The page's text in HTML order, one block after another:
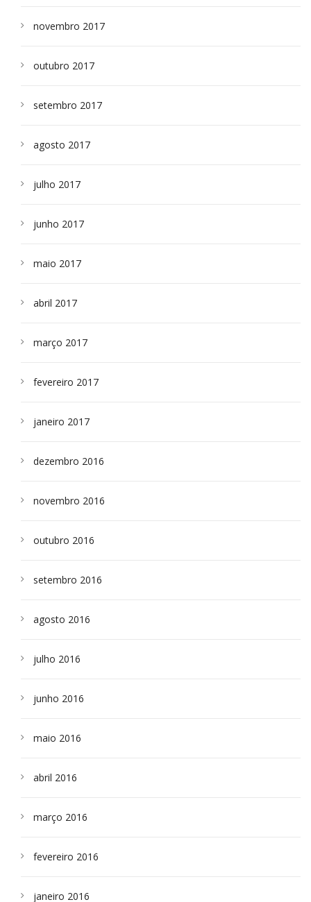
novembro 2017
outubro 2017
setembro 2017
agosto 2017
julho 2017
junho 2017
maio 2017
abril 2017
março 2017
fevereiro 2017
janeiro 2017
dezembro 2016
novembro 2016
outubro 2016
setembro 2016
agosto 2016
julho 2016
junho 2016
maio 2016
abril 2016
março 2016
fevereiro 2016
janeiro 2016